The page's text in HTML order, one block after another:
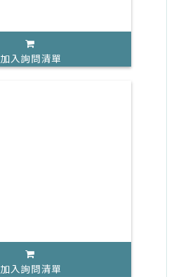
加入詢問清單
加入詢問清單